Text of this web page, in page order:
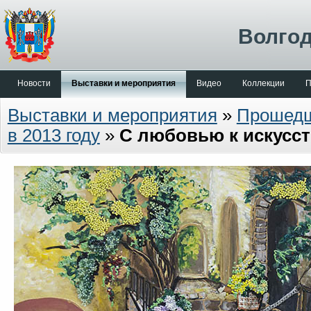
Новости Выставки и мероприятия Видео Коллекции
Выставки и мероприятия »
в 2013 году» С любовью к